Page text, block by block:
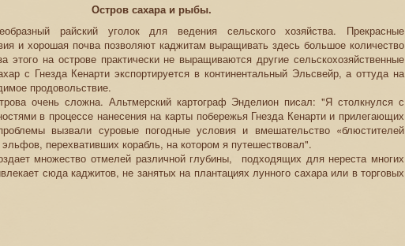
Остров сахара и рыбы.
райский уголок для ведения сельского хозяйства. Прекрасные
и хорошая почва позволяют каджитам выращивать здесь большое количество
этого на острове практически не выращиваются другие сельскохозяйственные
с Гнезда Кенарти экспортируется в континентальный Эльсвейр, а оттуда на
продовольствие.
очень сложна. Альтмерский картограф Энделион писал: "Я столкнулся с
в процессе нанесения на карты побережья Гнезда Кенарти и прилегающих
вызвали суровые погодные условия и вмешательство «блюстителей
перехвативших корабль, на котором я путешествовал".
множество отмелей различной глубины, подходящих для нереста многих
сюда каджитов, не занятых на плантациях лунного сахара или в торговых